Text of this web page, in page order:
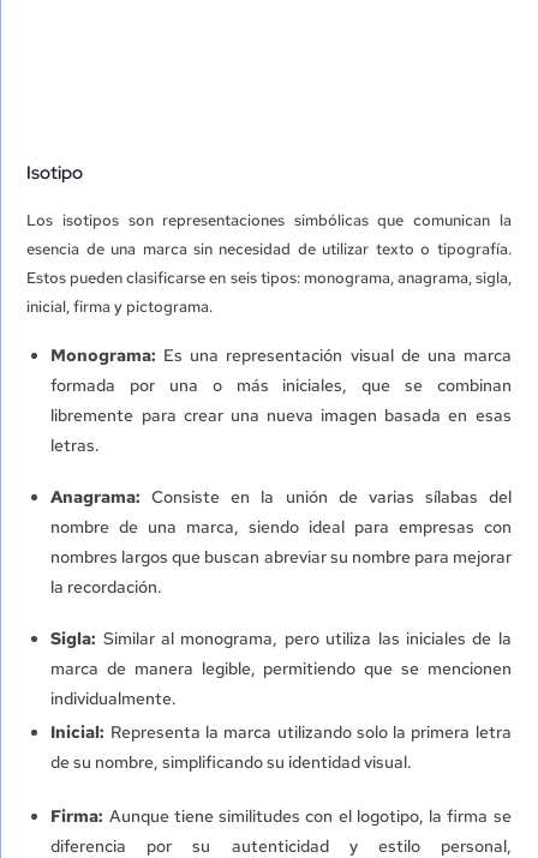
Isotipo
Los isotipos son representaciones simbólicas que comunican la
esencia de una marca sin necesidad de utilizar texto o tipografía.
Estos pueden clasificarse en seis tipos: monograma, anagrama, sigla,
inicial, firma y pictograma.
Monograma: Es una representación visual de una marca
formada por una o más iniciales, que se combinan
libremente para crear una nueva imagen basada en esas
letras.
Anagrama: Consiste en la unión de varias sílabas del
nombre de una marca, siendo ideal para empresas con
nombres largos que buscan abreviar su nombre para mejorar
la recordación.
Sigla: Similar al monograma, pero utiliza las iniciales de la
marca de manera legible, permitiendo que se mencionen
individualmente.
Inicial: Representa la marca utilizando solo la primera letra
de su nombre, simplificando su identidad visual.
Firma: Aunque tiene similitudes con el logotipo, la firma se
diferencia por su autenticidad y estilo personal,